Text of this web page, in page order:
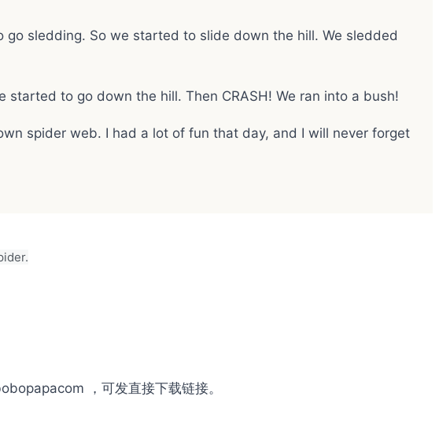
sledding. So we started to slide down the hill. We sledded
to go down the hill. Then CRASH! We ran into a bush!
spider web. I had a lot of fun that day, and I will never forget
，可发直接下载链接。